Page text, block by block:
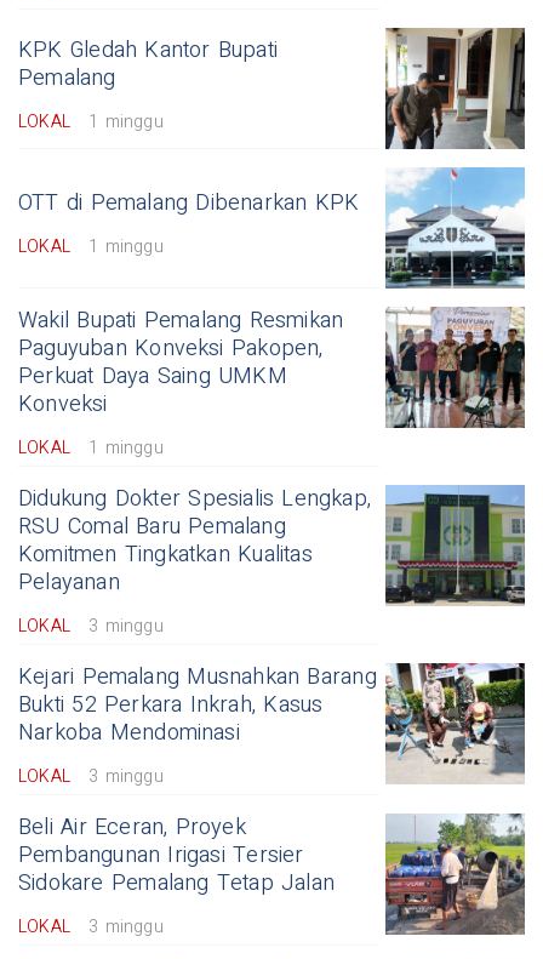
KPK Gledah Kantor Bupati
Pemalang
LOKAL 1 minggu
OTT di Pemalang Dibenarkan KPK
LOKAL 1 minggu
Wakil Bupati Pemalang Resmikan
Paguyuban Konveksi Pakopen,
Perkuat Daya Saing UMKM
Konveksi
LOKAL 1 minggu
Didukung Dokter Spesialis Lengkap,
RSU Comal Baru Pemalang
Komitmen Tingkatkan Kualitas
Pelayanan
LOKAL 3 minggu
Kejari Pemalang Musnahkan Barang
Bukti 52 Perkara Inkrah, Kasus
Narkoba Mendominasi
LOKAL 3 minggu
Beli Air Eceran, Proyek
Pembangunan Irigasi Tersier
Sidokare Pemalang Tetap Jalan
LOKAL 3 minggu